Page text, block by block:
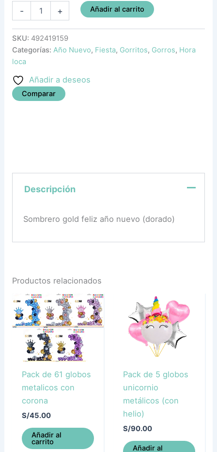
- + Añadir al carrito
SKU: 492419159
Categorías:Año Nuevo, Fiesta, Gorritos, Gorros, Hora
loca
Añadir a deseos
Comparar
Descripción
Sombrero gold feliz año nuevo (dorado)
Productos relacionados
Pack de 61 globos
metalicos con
corona
S/45.00
Añadir al
carrito
Pack de 5 globos
unicornio
metálicos (con
helio)
S/90.00
Añadir al